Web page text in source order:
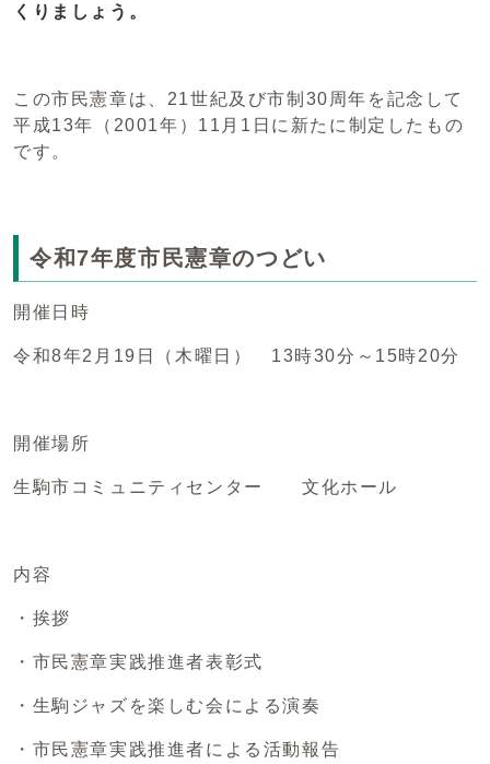
くりましょう。
この市民憲章は、21世紀及び市制30周年を記念して
平成13年（2001年）11月1日に新たに制定したもの
です。
令和7年度市民憲章のつどい
開催日時
令和8年2月19日（木曜日） 13時30分～15時20分
開催場所
生駒市コミュニティセンター 文化ホール
内容
・挨拶
・市民憲章実践推進者表彰式
・生駒ジャズを楽しむ会による演奏
・市民憲章実践推進者による活動報告